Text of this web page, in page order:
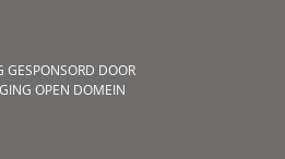
GESPONSORD DOOR
OPEN DOMEIN